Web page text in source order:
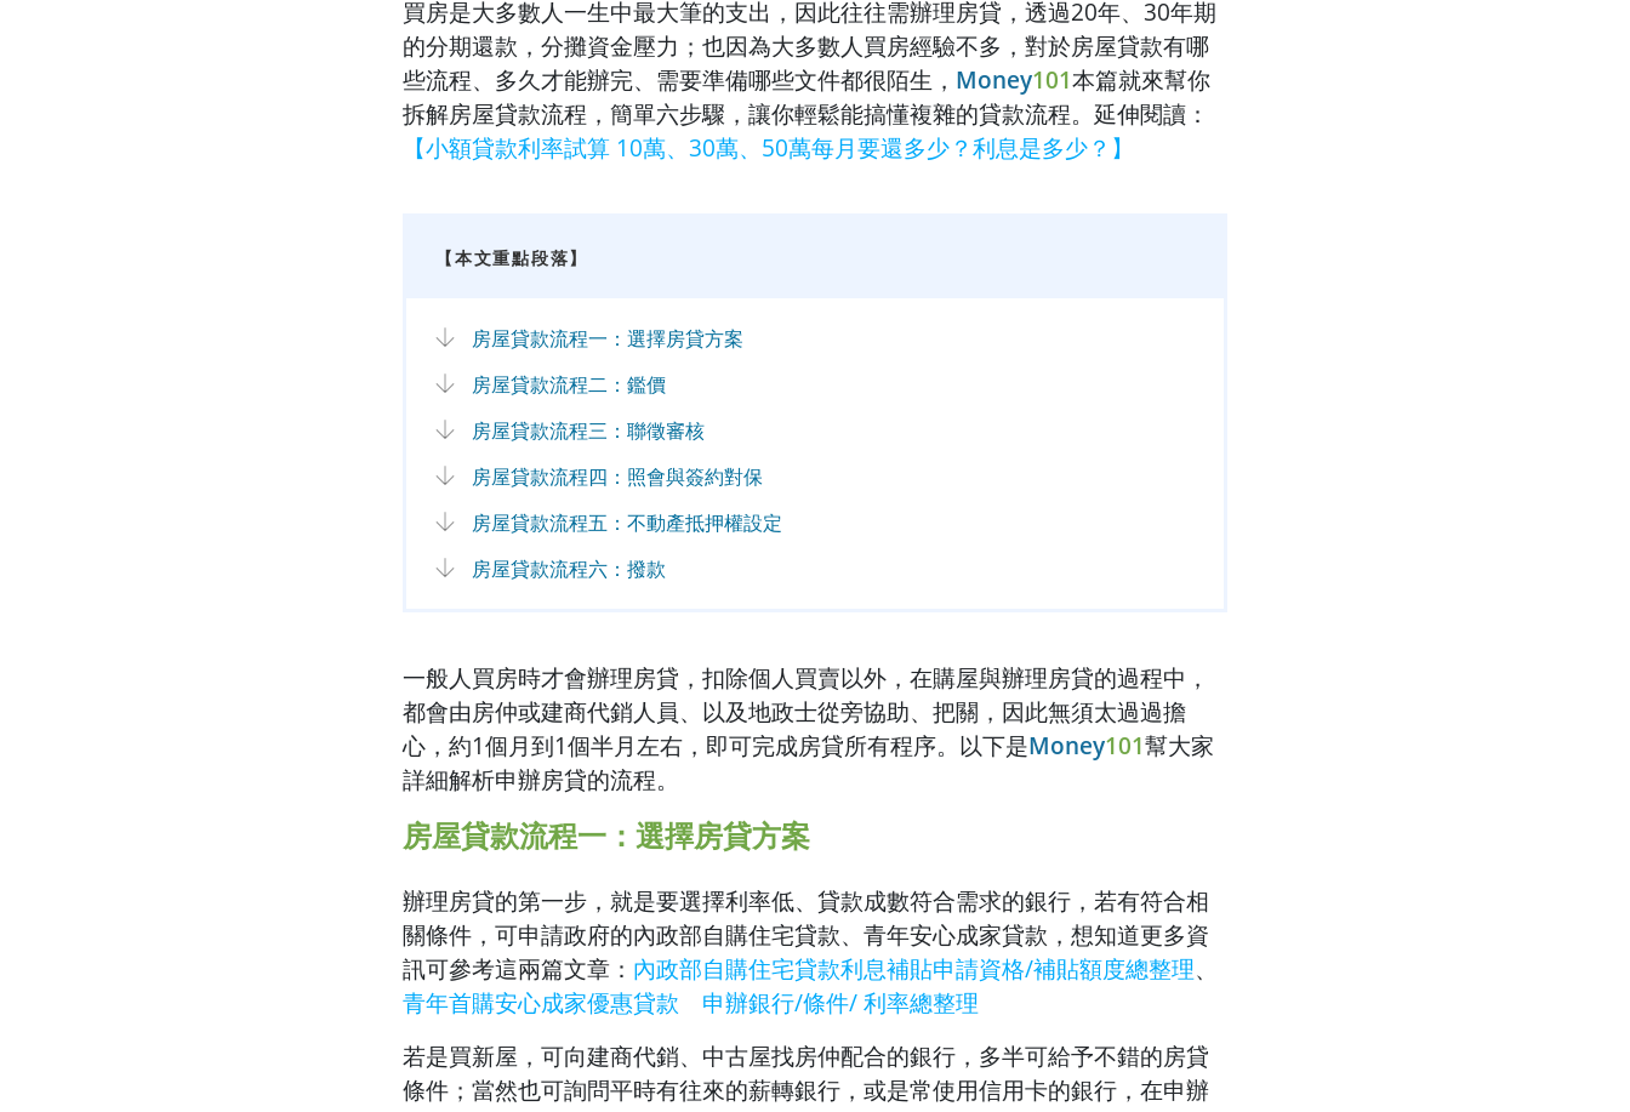
買房是大多數人一生中最大筆的支出，因此往往需辦理房貸，透過20年、30年期
的分期還款，分攤資金壓力；也因為大多數人買房經驗不多，對於房屋貸款有哪
些流程、多久才能辦完、需要準備哪些文件都很陌生， Money101本篇就來幫你
拆解房屋貸款流程，簡單六步驟，讓你輕鬆能搞懂複雜的貸款流程。延伸閱讀：
【小額貸款利率試算 10萬、30萬、50萬每月要還多少？利息是多少？】
【本文重點段落】
房屋貸款流程一：選擇房貸方案
房屋貸款流程二：鑑價
房屋貸款流程三：聯徵審核
房屋貸款流程四：照會與簽約對保
房屋貸款流程五：不動產抵押權設定
房屋貸款流程六：撥款
一般人買房時才會辦理房貸，扣除個人買賣以外，在購屋與辦理房貸的過程中，
都會由房仲或建商代銷人員、以及地政士從旁協助、把關，因此無須太過過擔
心，約1個月到1個半月左右，即可完成房貸所有程序。以下是Money101幫大家
詳細解析申辦房貸的流程。
房屋貸款流程一：選擇房貸方案
辦理房貸的第一步，就是要選擇利率低、貸款成數符合需求的銀行，若有符合相
關條件，可申請政府的內政部自購住宅貸款、青年安心成家貸款，想知道更多資
訊可參考這兩篇文章： 內政部自購住宅貸款利息補貼申請資格/補貼額度總整理、
青年首購安心成家優惠貸款 申辦銀行/條件/ 利率總整理
若是買新屋，可向建商代銷、中古屋找房仲配合的銀行，多半可給予不錯的房貸
條件；當然也可詢問平時有往來的薪轉銀行，或是常使用信用卡的銀行，在申辦